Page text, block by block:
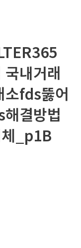
내거래
소fds뚫어
결방법
_p1B